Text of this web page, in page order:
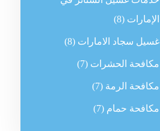
الإمارات (8)
غسيل سجاد الامارات (8)
مكافحة الحشرات (7)
مكافحة الرمة (7)
مكافحة حمام (7)